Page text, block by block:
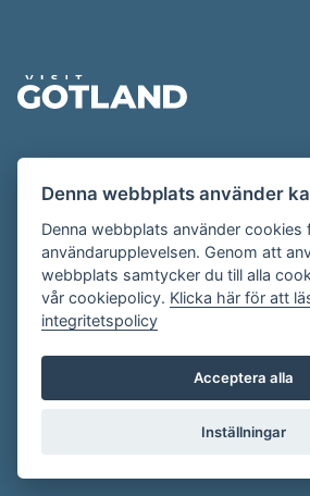
Evenemangskalendern presenteras av
Destination Gotland på
Har du frågor om
evenemang@visitgotland.se.
Cookies
Villkor
Skapa konto
Denna webbplats använder
Denna webbplats använder
användarupplevelsen. Genom att
webbplats samtycker du till alla
vår cookiepolicy. Klicka här för att
integritetspolicy
Acceptera alla
Inställningar